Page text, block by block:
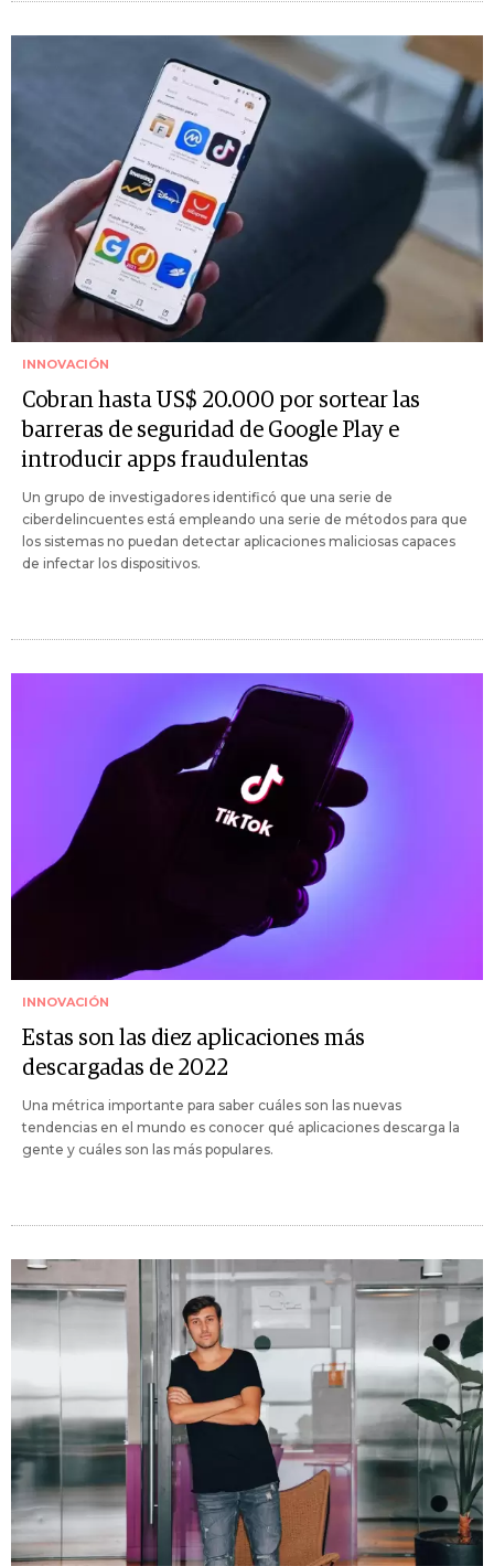
INNOVACIÓN
Cobran hasta US$ 20.000 por sortear las
barreras de seguridad de Google Play e
introducir apps fraudulentas
Un grupo de investigadores identificó que una serie de
ciberdelincuentes está empleando una serie de métodos para que
los sistemas no puedan detectar aplicaciones maliciosas capaces
de infectar los dispositivos.
INNOVACIÓN
Estas son las diez aplicaciones más
descargadas de 2022
Una métrica importante para saber cuáles son las nuevas
tendencias en el mundo es conocer qué aplicaciones descarga la
gente y cuáles son las más populares.